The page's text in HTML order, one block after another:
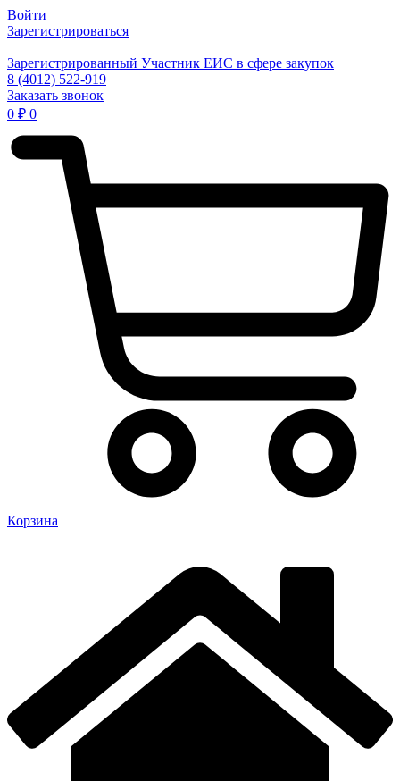
Войти
Зарегистрироваться
Зарегистрированный Участник ЕИС в сфере закупок
8 (4012) 522-919
Заказать звонок
0 ₽ 0
Корзина